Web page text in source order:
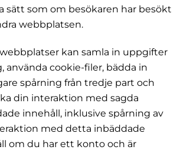
sätt som om besökaren har besökt
webbplatsen.
webbplatser kan samla in uppgifter
använda cookie-filer, bädda in
spårning från tredje part och
din interaktion med sagda
innehåll, inklusive spårning av
med detta inbäddade
om du har ett konto och är